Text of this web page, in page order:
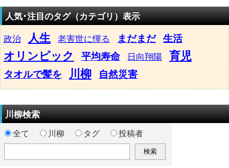
人気･注目のタグ（カテゴリ）表示
政治 人生 老害世に憚る まだまだ 生活
オリンピック 平均寿命 日向翔陽 育児
タオルで髪を 川柳 自然災害
川柳検索
全て 川柳 タグ 投稿者